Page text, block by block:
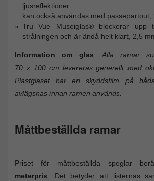
ljusreflektioner
kan också användas med passepartout,
Tru Vue Museiglas® blockerar
strålningen och är ändå helt klart, 2,5
Information om glas: Alla ramar
70 x 100 cm levereras generellt med
Plastglaset har en skyddsfilm på
avlägsnas innan ramen används.
Måttbeställda ramar
Priset för måttbeställda speglar
meterpris . Det betyder att listernas